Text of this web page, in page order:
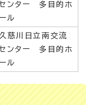
ンター 多目的ホ
ール
久慈川日立南交流
ンター 多目的ホ
ール